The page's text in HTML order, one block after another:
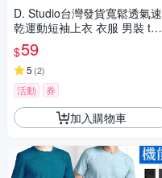
D. Studio台灣發貨寬鬆透氣速
乾運動短袖上衣 衣服 男裝 t
恤 短袖t恤 上衣T679
$59
5 (2)
活動 券
加入購物車